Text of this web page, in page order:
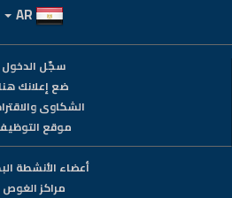
سجّل الدخول
ضع إعلانك هنا
الشكاوى
موقع
أعضاء الأنشطة
مراكز الغوص